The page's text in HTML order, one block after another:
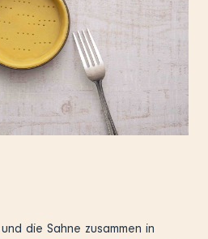
die Sahne zusammen in